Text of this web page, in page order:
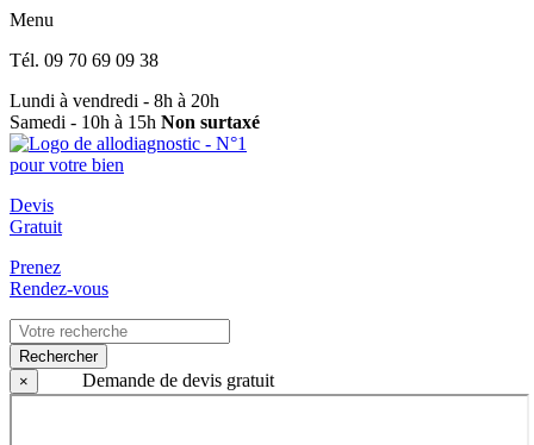
Menu
Tél. 09 70 69 09 38
Lundi à vendredi - 8h à 20h
Samedi - 10h à 15h Non surtaxé
Devis
Gratuit
Prenez
Rendez-vous
Rechercher
×
Demande de devis gratuit